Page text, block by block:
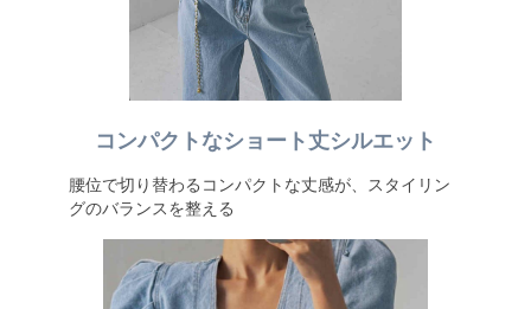
コンパクトなショート丈シルエット
腰位で切り替わるコンパクトな丈感が、スタイリン
グのバランスを整える